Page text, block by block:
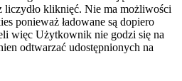
liczydło kliknięć. Nie ma możliwości
ponieważ ładowane są dopiero
więc Użytkownik nie godzi się na
odtwarzać udostępnionych na